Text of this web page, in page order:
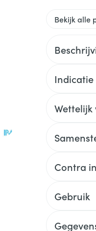
Bekijk alle
Indicatie
Contra
Gebruik